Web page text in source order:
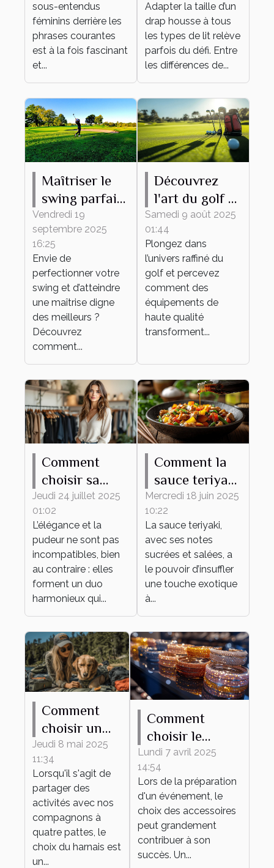
phrases
courantes
sous-entendus
féminins derrière les
phrases courantes
est à la fois fascinant
et...
lit ?
Adapter la taille d’un
drap housse à tous
les types de lit relève
parfois du défi. Entre
les différences de...
Maîtriser le
swing parfait :
conseils et
techniques
Vendredi 19
septembre 2025
16:25
Envie de
perfectionner votre
swing et d’atteindre
une maîtrise digne
des meilleurs ?
Découvrez
comment...
Découvrez
l'art du golf à
travers des
équipements
de haute
qualité
Samedi 9 août 2025
01:44
Plongez dans
l’univers raffiné du
golf et percevez
comment des
équipements de
haute qualité
transforment...
Comment
choisir sa
tenue
élégante et
pudique pour
tout
événement ?
Jeudi 24 juillet 2025
01:02
L’élégance et la
pudeur ne sont pas
incompatibles, bien
au contraire : elles
forment un duo
harmonieux qui...
Comment la
sauce teriyaki
transforme
vos plats du
quotidien
Mercredi 18 juin 2025
10:22
La sauce teriyaki,
avec ses notes
sucrées et salées, a
le pouvoir d’insuffler
une touche exotique
à...
Comment
choisir un
harnais
adapté à
différentes
activités
canines
Jeudi 8 mai 2025
11:34
Lorsqu'il s'agit de
partager des
activités avec nos
compagnons à
quatre pattes, le
choix du harnais est
un...
Comment
choisir le
bracelet
personnalisable
parfait pour
votre
événement
Lundi 7 avril 2025
14:54
Lors de la préparation
d'un événement, le
choix des accessoires
peut grandement
contribuer à son
succès. Un...